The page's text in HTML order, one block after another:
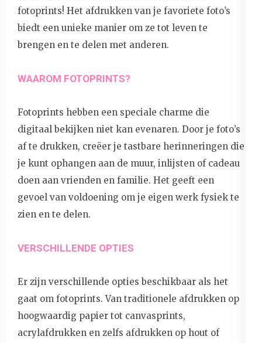
fotoprints! Het afdrukken van je favoriete foto’s
biedt een unieke manier om ze tot leven te
brengen en te delen met anderen.
WAAROM FOTOPRINTS?
Fotoprints hebben een speciale charme die
digitaal bekijken niet kan evenaren. Door je foto’s
af te drukken, creëer je tastbare herinneringen die
je kunt ophangen aan de muur, inlijsten of cadeau
doen aan vrienden en familie. Het geeft een
gevoel van voldoening om je eigen werk fysiek te
zien en te delen.
VERSCHILLENDE OPTIES
Er zijn verschillende opties beschikbaar als het
gaat om fotoprints. Van traditionele afdrukken op
hoogwaardig papier tot canvasprints,
acrylafdrukken en zelfs afdrukken op hout of